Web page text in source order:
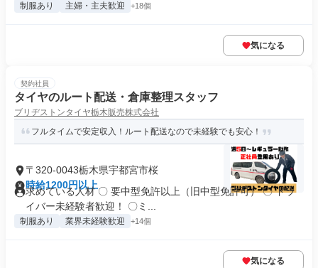
制服あり 主婦・主夫歓迎 +18個
気になる
契約社員
タイヤのルート配送・倉庫整理スタッフ
ブリヂストンタイヤ栃木販売株式会社
フルタイムで安定収入！ルート配送なので未経験でも安心！
〒320-0043栃木県宇都宮市桜
時給1200円以上
求めている人材 〇 要中型免許以上（旧中型免許可） 〇 ドラ
イバー未経験者歓迎！ 〇ミ...
制服あり 業界未経験歓迎 +14個
気になる